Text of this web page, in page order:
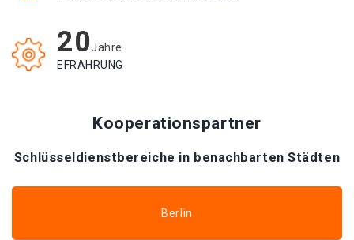
20Jahre
EFRAHRUNG
Kooperationspartner
Schlüsseldienstbereiche in benachbarten Städten
Berlin